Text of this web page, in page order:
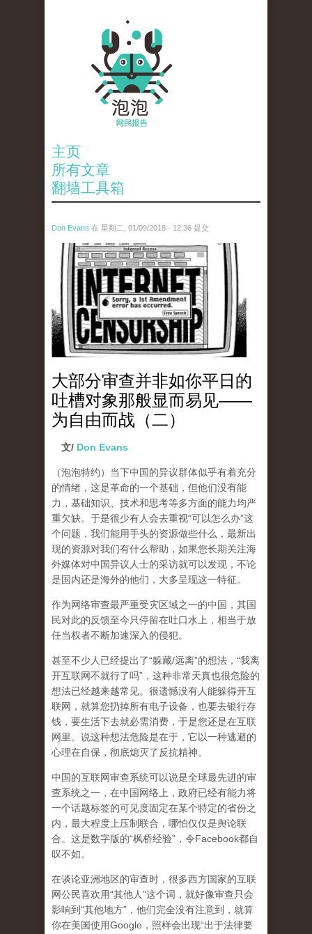
主页
所有文章
翻墙工具箱
Don Evans 在 星期二, 01/09/2018 - 12:36 提交
wechatimg866.jpeg
大部分审查并非如你平日的
吐槽对象那般显而易见——
为自由而战（二）
文/ Don Evans
（泡泡特约） 当下中国的异议群体似乎有着充分
的情绪，这是革命的一个基础，但他们没有能
力，基础知识、技术和思考等多方面的能力均严
重欠缺。于是很少有人会去重视“可以怎么办”这
个问题，我们能用手头的资源做些什么，最新出
现的资源对我们有什么帮助，如果您长期关注海
外媒体对中国异议人士的采访就可以发现，不论
是国内还是海外的他们，大多呈现这一特征。
作为网络审查最严重受灾区域之一的中国，其国
民对此的反馈至今只停留在吐口水上，相当于放
任当权者不断加速深入的侵犯。
甚至不少人已经提出了“躲藏/远离”的想法，“我离
开互联网不就行了吗”，这种非常天真也很危险的
想法已经越来越常见。很遗憾没有人能躲得开互
联网，就算您扔掉所有电子设备，也要去银行存
钱，要生活下去就必需消费，于是您还是在互联
网里。说这种想法危险是在于，它以一种逃避的
心理在自保，彻底熄灭了反抗精神。
中国的互联网审查系统可以说是全球最先进的审
查系统之一，在中国网络上，政府已经有能力将
一个话题标签的可见度固定在某个特定的省份之
内，最大程度上压制联合 ，哪怕仅仅是舆论联
合。这是数字版的“枫桥经验”，令Facebook都自
叹不如。
在谈论亚洲地区的审查时，很多西方国家的互联
网公民喜欢用“其他人”这个词，就好像审查只会
影响到“其他地方”，他们完全没有注意到， 就算
你在美国使用Google，照样会出现“出于法律要